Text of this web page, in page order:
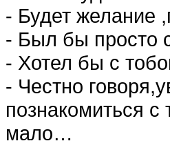
- Будет желание
- Был бы просто
- Хотел бы с
- Честно
познакомиться
мало…